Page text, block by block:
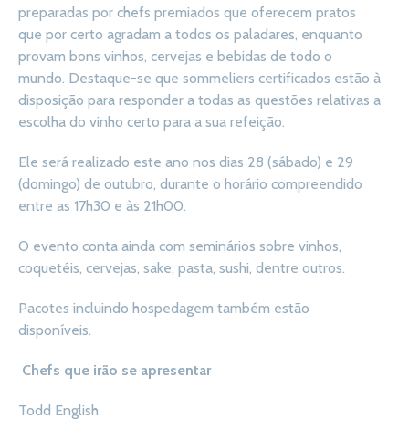
preparadas por chefs premiados que oferecem pratos
que por certo agradam a todos os paladares, enquanto
provam bons vinhos, cervejas e bebidas de todo o
mundo. Destaque-se que sommeliers certificados estão à
disposição para responder a todas as questões relativas a
escolha do vinho certo para a sua refeição.
Ele será realizado este ano nos dias 28 (sábado) e 29
(domingo) de outubro, durante o horário compreendido
entre as 17h30 e às 21h00.
O evento conta ainda com seminários sobre vinhos,
coquetéis, cervejas, sake, pasta, sushi, dentre outros.
Pacotes incluindo hospedagem também estão
disponíveis.
Chefs que irão se apresentar
Todd English